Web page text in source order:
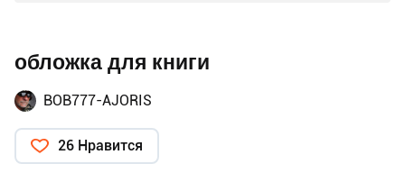
обложка для книги
BOB777-AJORIS
26 Нравится